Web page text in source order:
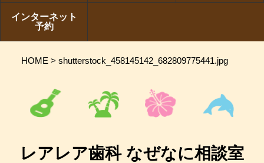
インターネット
予約
HOME >shutterstock_458145142_682809775441.jpg
レアレア歯科 なぜなに相談室